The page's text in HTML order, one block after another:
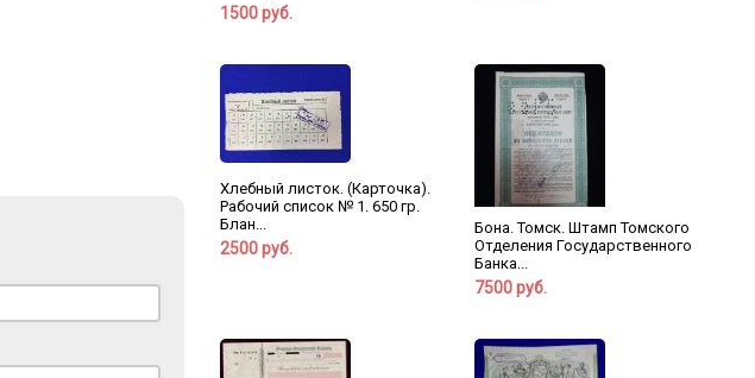
1500 руб.
Хлебный листок. (Карточка).
Рабочий список № 1. 650 гр.
Блан...
2500 руб.
Бона. Томск. Штамп Томского
Отделения Государственного
Банка...
7500 руб.